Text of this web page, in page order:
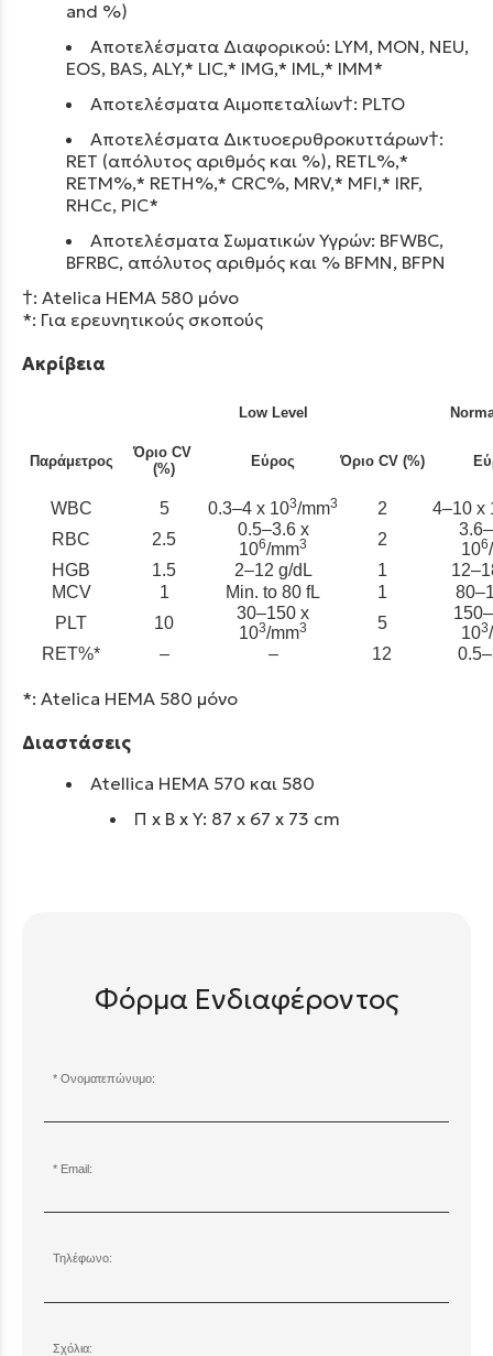
and %)
Αποτελέσματα Διαφορικού: LYM, MON, NEU,
EOS, BAS, ALY,* LIC,* IMG,* IML,* IMM*
Αποτελέσματα Αιμοπεταλίων†: PLTO
Αποτελέσματα Δικτυοερυθροκυττάρων†:
RET (απόλυτος αριθμός και %), RETL%,*
RETM%,* RETH%,* CRC%, MRV,* MFI,* IRF,
RHCc, PIC*
Αποτελέσματα Σωματικών Υγρών: BFWBC,
BFRBC, απόλυτος αριθμός και % BFMN, BFPN
†: Atelica HEMA 580 μόνο
*: Για ερευνητικούς σκοπούς
Ακρίβεια
Low Level
Παράμετρος
Όριο CV
(%)
Εύρος Όριο CV (%)
WBC 5 0.3–4 x 103/mm3 2
4–10 x
RBC
2.5
0.5–3.6 x
106/mm3 2
106
HGB
1.5 2–12 g/dL 1
MCV
1 Min. to 80 fL 1
PLT
10
30–150 x
103/mm3 5
103
RET%*
– – 12
*: Atelica HEMA 580 μόνο
Διαστάσεις
Atellica HEMA 570 και 580
Π x B x Y: 87 x 67 x 73 cm
Φόρμα Ενδιαφέροντος
Ονοματεπώνυμο:
Email:
Τηλέφωνο:
Σχόλια: